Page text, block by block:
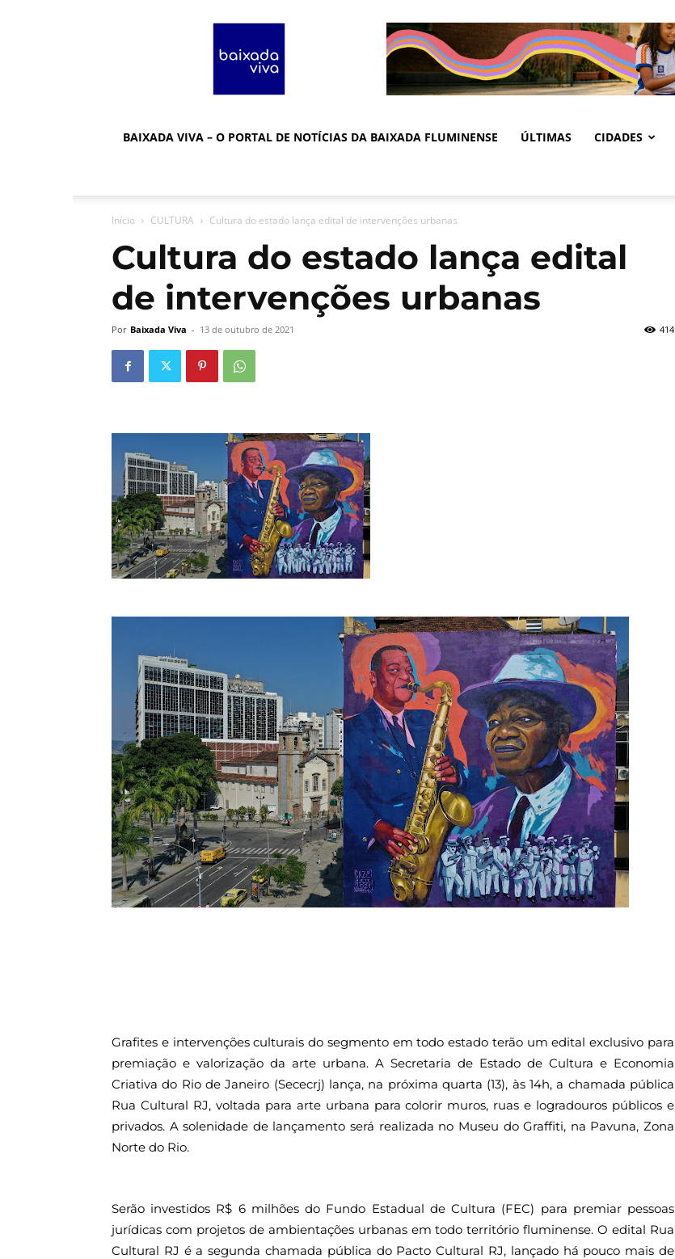
Viva
BAIXADA VIVA – O PORTAL DE NOTÍCIAS DA BAIXADA FLUMINENSE ÚLTIMAS CIDADES
Início CULTURA Cultura do estado lança edital de intervenções urbanas
Cultura do estado lança edital
de intervenções urbanas
Por Baixada Viva - 13 de outubro de 2021 414
Grafites e intervenções culturais do segmento em todo estado terão um edital exclusivo para
premiação e valorização da arte urbana. A Secretaria de Estado de Cultura e Economia
Criativa do Rio de Janeiro (Sececrj) lança, na próxima quarta (13), às 14h, a chamada pública
Rua Cultural RJ, voltada para arte urbana para colorir muros, ruas e logradouros públicos e
privados. A solenidade de lançamento será realizada no Museu do Graffiti, na Pavuna, Zona
Norte do Rio.
Serão investidos R$ 6 milhões do Fundo Estadual de Cultura (FEC) para premiar pessoas
jurídicas com projetos de ambientações urbanas em todo território fluminense. O edital Rua
Cultural RJ é a segunda chamada pública do Pacto Cultural RJ, lançado há pouco mais de